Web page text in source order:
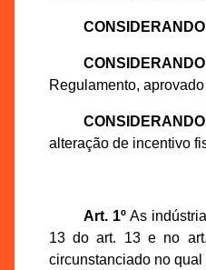
CONSIDERANDO
CONSIDERANDO
Regulamento,
CONSIDERANDO
alteração de incentivo
Art. 1ºAs
13 do art. 13 e no
circunstanciado no